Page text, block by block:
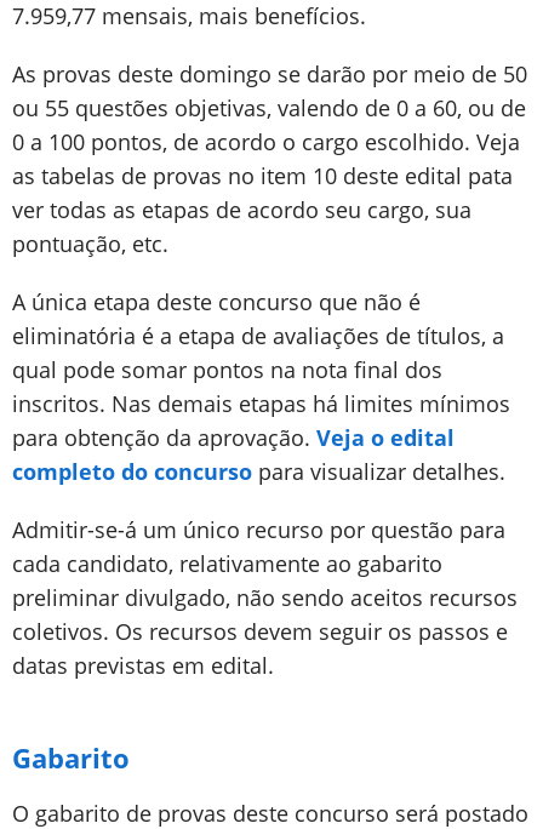
7.959,77 mensais, mais benefícios.
As provas deste domingo se darão por meio de 50
ou 55 questões objetivas, valendo de 0 a 60, ou de
0 a 100 pontos, de acordo o cargo escolhido. Veja
as tabelas de provas no item 10 deste edital pata
ver todas as etapas de acordo seu cargo, sua
pontuação, etc.
A única etapa deste concurso que não é
eliminatória é a etapa de avaliações de títulos, a
qual pode somar pontos na nota final dos
inscritos. Nas demais etapas há limites mínimos
para obtenção da aprovação. Veja o edital
completo do concurso para visualizar detalhes.
Admitir-se-á um único recurso por questão para
cada candidato, relativamente ao gabarito
preliminar divulgado, não sendo aceitos recursos
coletivos. Os recursos devem seguir os passos e
datas previstas em edital.
Gabarito
O gabarito de provas deste concurso será postado